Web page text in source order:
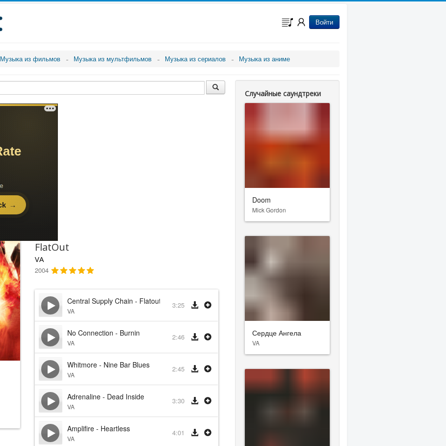
Войти
Музыка из фильмов Музыка из мультфильмов Музыка из сериалов Музыка из аниме
FlatOut
VA
2004
Central Supply Chain - Flatout
VA
3:25
No Connection - Burnin
VA
2:46
Whitmore - Nine Bar Blues
VA
2:45
Adrenaline - Dead Inside
VA
3:30
Amplifire - Heartless
VA
4:01
Случайные саундтреки
Doom
Mick Gordon
Сердце Ангела
VA